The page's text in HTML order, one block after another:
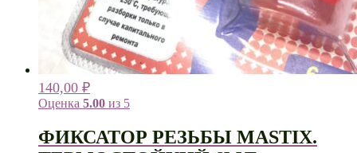
140,00 ₽
Оценка 5.00 из 5
ФИКСАТОР РЕЗЬБЫ MASTIX.